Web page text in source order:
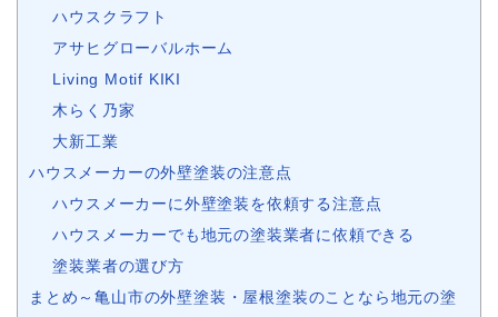
ハウスクラフト
アサヒグローバルホーム
Living Motif KIKI
木らく乃家
大新工業
ハウスメーカーの外壁塗装の注意点
ハウスメーカーに外壁塗装を依頼する注意点
ハウスメーカーでも地元の塗装業者に依頼できる
塗装業者の選び方
まとめ～亀山市の外壁塗装・屋根塗装のことなら地元の塗